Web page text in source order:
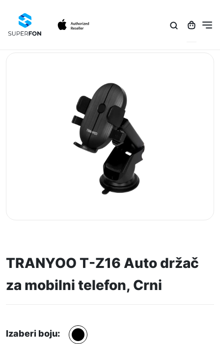
TRANYOO T-Z16 Auto držač
za mobilni telefon, Crni
Izaberi boju: